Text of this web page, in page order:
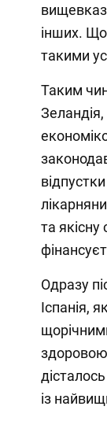
інших.
такими
Таким
та
Одразу
Іспанія,
із